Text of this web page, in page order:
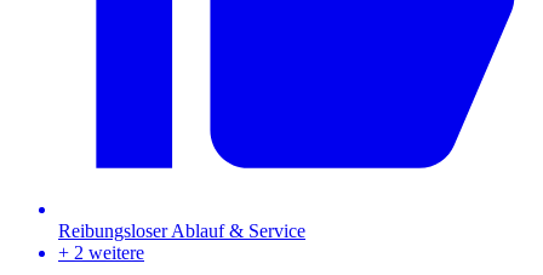
Reibungsloser Ablauf & Service
+ 2 weitere